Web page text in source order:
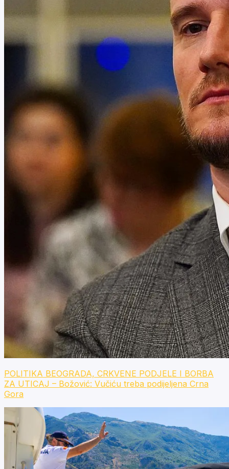
POLITIKA BEOGRADA, CRKVENE PODJELE I BORBA
ZA UTICAJ – Božović: Vučiću treba podijeljena Crna
Gora